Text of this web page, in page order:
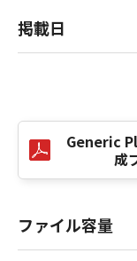
NOTICE
“米国政府エ
用されます：
item," as
2.101 (Oct
computer
terms are
Consistent
掲載日
Generic
成
ファイル容量